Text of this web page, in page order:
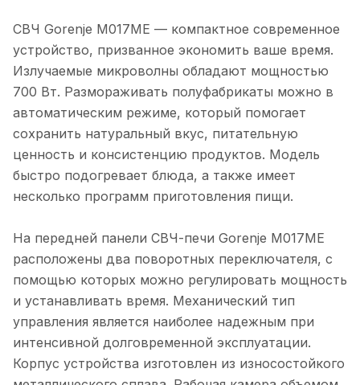
СВЧ Gorenje M017ME — компактное современное
устройство, призванное экономить ваше время.
Излучаемые микроволны обладают мощностью
700 Вт. Размораживать полуфабрикаты можно в
автоматическим режиме, который помогает
сохранить натуральный вкус, питательную
ценность и консистенцию продуктов. Модель
быстро подогревает блюда, а также имеет
несколько программ приготовления пищи.
На передней панели СВЧ-печи Gorenje M017ME
расположены два поворотных переключателя, с
помощью которых можно регулировать мощность
и устанавливать время. Механический тип
управления является наиболее надежным при
интенсивной долговременной эксплуатации.
Корпус устройства изготовлен из износостойкого